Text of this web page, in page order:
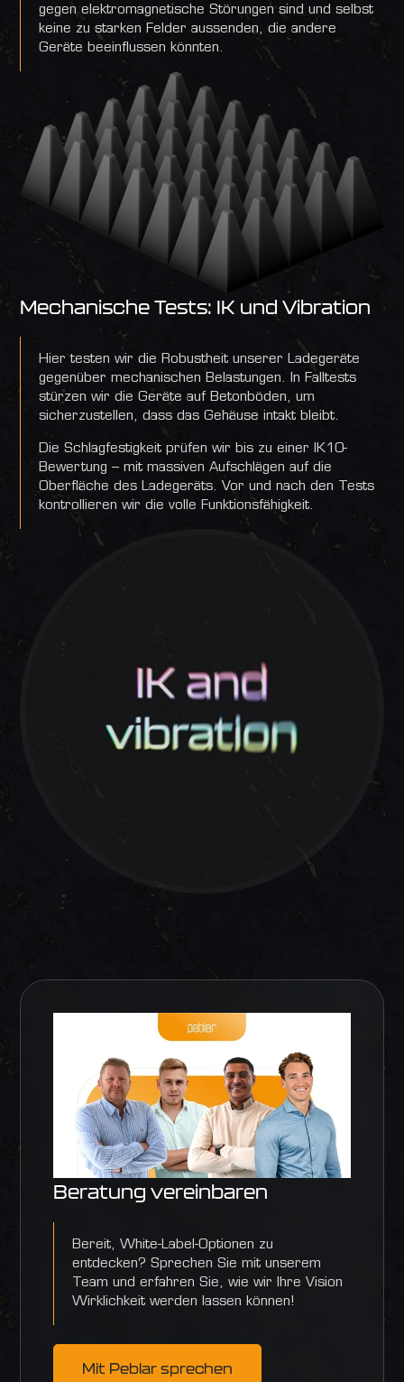
gegen elektromagnetische Störungen sind und selbst
keine zu starken Felder aussenden, die andere
Geräte beeinflussen könnten.
Mechanische Tests: IK und Vibration
Hier testen wir die Robustheit unserer Ladegeräte
gegenüber mechanischen Belastungen. In Falltests
stürzen wir die Geräte auf Betonböden, um
sicherzustellen, dass das Gehäuse intakt bleibt.
Die Schlagfestigkeit prüfen wir bis zu einer IK10-
Bewertung – mit massiven Aufschlägen auf die
Oberfläche des Ladegeräts. Vor und nach den Tests
kontrollieren wir die volle Funktionsfähigkeit.
Beratung vereinbaren
Bereit, White-Label-Optionen zu
entdecken? Sprechen Sie mit unserem
Team und erfahren Sie, wie wir Ihre Vision
Wirklichkeit werden lassen können!
Mit Peblar sprechen